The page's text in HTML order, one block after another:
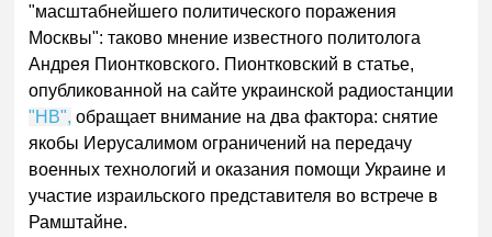
"масштабнейшего политического поражения
Москвы": таково мнение известного политолога
Андрея Пионтковского. Пионтковский в статье,
опубликованной на сайте украинской радиостанции
"НВ", обращает внимание на два фактора: снятие
якобы Иерусалимом ограничений на передачу
военных технологий и оказания помощи Украине и
участие израильского представителя во встрече в
Рамштайне.